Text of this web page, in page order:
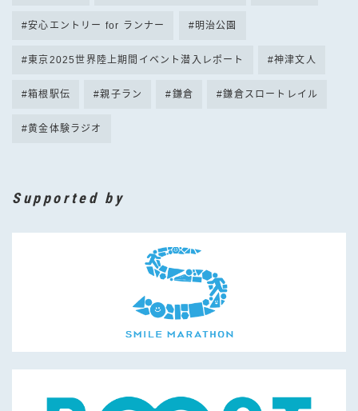
安心エントリー for ランナー 明治公園
東京2025世界陸上期間イベント潜入レポート 神津文人
箱根駅伝 親子ラン 鎌倉 鎌倉スロートレイル
黄金体験ラジオ
Supported by